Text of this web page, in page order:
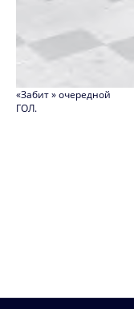
1983
1981
1975
«Забит » очередной
ГОЛ.